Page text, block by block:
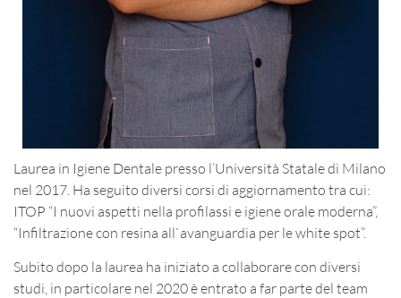
Laurea in Igiene Dentale presso l’Università Statale di Milano
nel 2017. Ha seguito diversi corsi di aggiornamento tra cui:
ITOP “I nuovi aspetti nella profilassi e igiene orale moderna”,
“Infiltrazione con resina all`avanguardia per le white spot”.
Subito dopo la laurea ha iniziato a collaborare con diversi
studi, in particolare nel 2020 è entrato a far parte del team